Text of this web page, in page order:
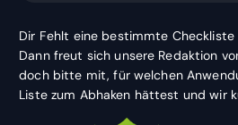
Dir Fehlt eine bestimmte Checkliste
Dann freut sich unsere Redaktion
doch bitte mit, für welchen
Liste zum Abhaken hättest und wir